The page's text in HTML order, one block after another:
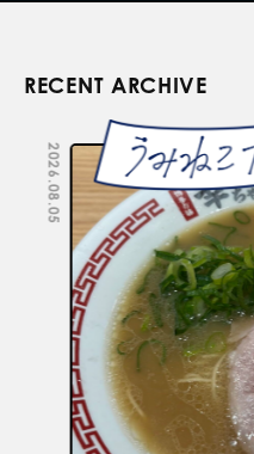
RECENT ARCHIVE